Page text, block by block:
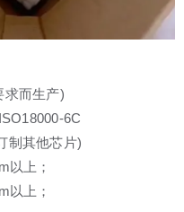
求而生产)
6C
制其他芯片)
以上；
以上；